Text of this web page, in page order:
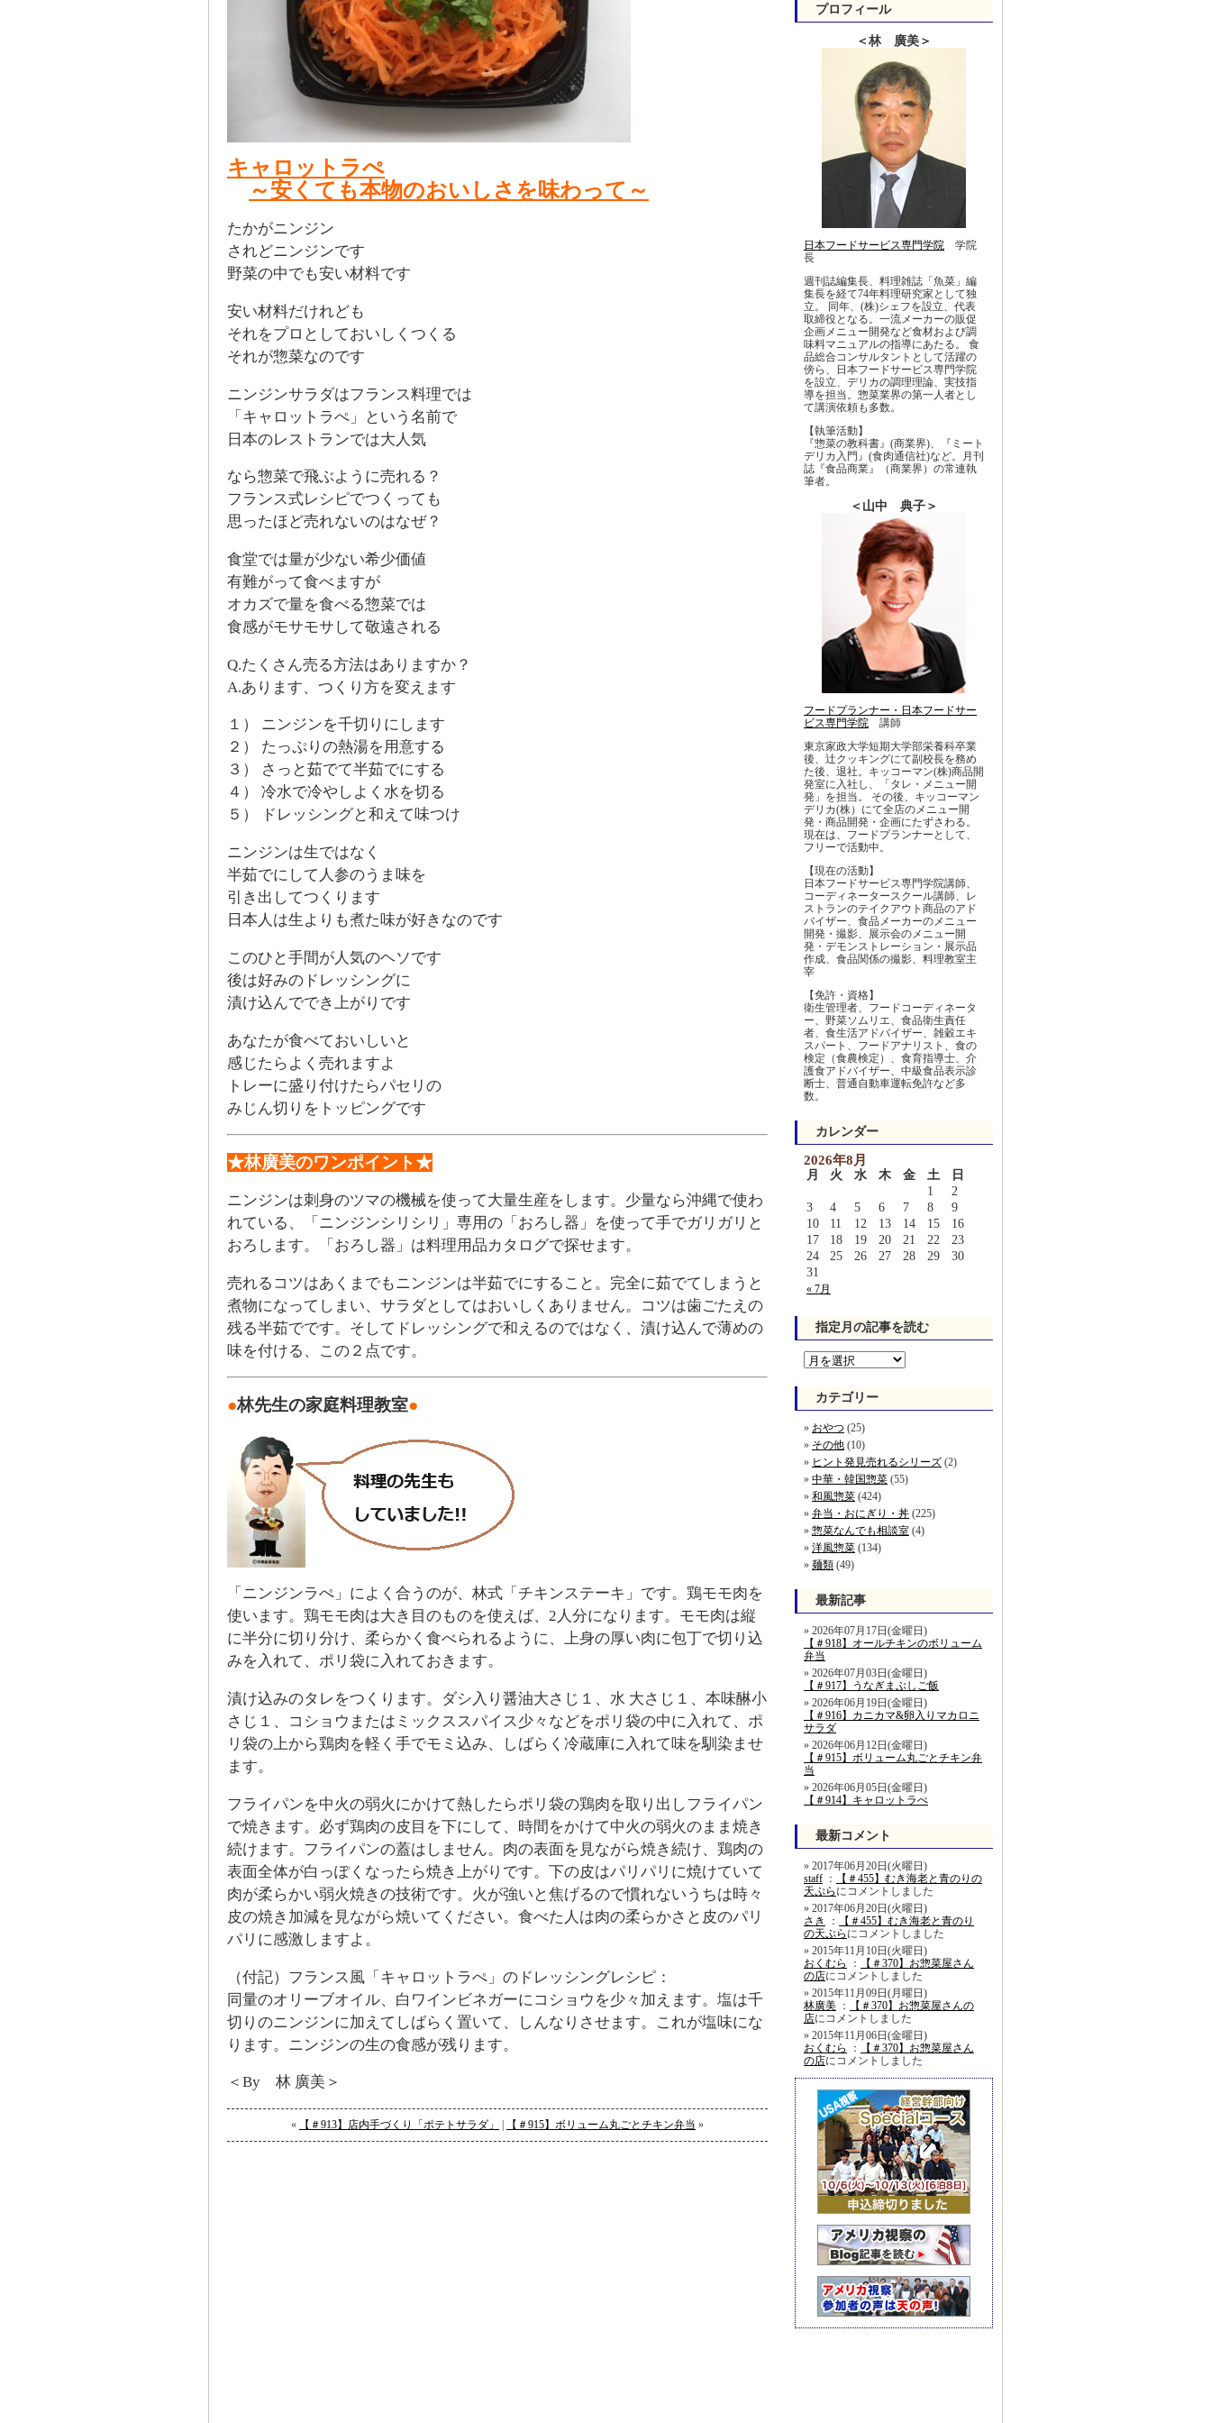
キャロットラぺ
～安くても本物のおいしさを味わって～
たかがニンジン
されどニンジンです
野菜の中でも安い材料です
安い材料だけれども
それをプロとしておいしくつくる
それが惣菜なのです
ニンジンサラダはフランス料理では
「キャロットラぺ」という名前で
日本のレストランでは大人気
なら惣菜で飛ぶように売れる？
フランス式レシピでつくっても
思ったほど売れないのはなぜ？
食堂では量が少ない希少価値
有難がって食べますが
オカズで量を食べる惣菜では
食感がモサモサして敬遠される
Q.たくさん売る方法はありますか？
A.あります、つくり方を変えます
１） ニンジンを千切りにします
２） たっぷりの熱湯を用意する
３） さっと茹でて半茹でにする
４） 冷水で冷やしよく水を切る
５） ドレッシングと和えて味つけ
ニンジンは生ではなく
半茹でにして人参のうま味を
引き出してつくります
日本人は生よりも煮た味が好きなのです
このひと手間が人気のヘソです
後は好みのドレッシングに
漬け込んででき上がりです
あなたが食べておいしいと
感じたらよく売れますよ
トレーに盛り付けたらパセリの
みじん切りをトッピングです
★林廣美のワンポイント★
ニンジンは刺身のツマの機械を使って大量生産をします。少量なら沖縄で使わ
れている、「ニンジンシリシリ」専用の「おろし器」を使って手でガリガリと
おろします。「おろし器」は料理用品カタログで探せます。
売れるコツはあくまでもニンジンは半茹でにすること。完全に茹でてしまうと
煮物になってしまい、サラダとしてはおいしくありません。コツは歯ごたえの
残る半茹でです。そしてドレッシングで和えるのではなく、漬け込んで薄めの
味を付ける、この２点です。
●林先生の家庭料理教室●
「ニンジンラぺ」によく合うのが、林式「チキンステーキ」です。鶏モモ肉を
使います。鶏モモ肉は大き目のものを使えば、2人分になります。モモ肉は縦
に半分に切り分け、柔らかく食べられるように、上身の厚い肉に包丁で切り込
みを入れて、ポリ袋に入れておきます。
漬け込みのタレをつくります。ダシ入り醤油大さじ１、水 大さじ１、本味醂小
さじ１、コショウまたはミックススパイス少々などをポリ袋の中に入れて、ポ
リ袋の上から鶏肉を軽く手でモミ込み、しばらく冷蔵庫に入れて味を馴染ませ
ます。
フライパンを中火の弱火にかけて熱したらポリ袋の鶏肉を取り出しフライパン
で焼きます。必ず鶏肉の皮目を下にして、時間をかけて中火の弱火のまま焼き
続けます。フライパンの蓋はしません。肉の表面を見ながら焼き続け、鶏肉の
表面全体が白っぽくなったら焼き上がりです。下の皮はパリパリに焼けていて
肉が柔らかい弱火焼きの技術です。火が強いと焦げるので慣れないうちは時々
皮の焼き加減を見ながら焼いてください。食べた人は肉の柔らかさと皮のパリ
パリに感激しますよ。
（付記）フランス風「キャロットラぺ」のドレッシングレシピ：
同量のオリーブオイル、白ワインビネガーにコショウを少々加えます。塩は千
切りのニンジンに加えてしばらく置いて、しんなりさせます。これが塩味にな
ります。ニンジンの生の食感が残ります。
＜By 林 廣美＞
« 【＃913】店内手づくり「ポテトサラダ」 【＃915】ボリューム丸ごとチキン弁当 »
プロフィール
＜林 廣美＞
日本フードサービス専門学院 学院
長
週刊誌編集長、料理雑誌「魚菜」編
集長を経て74年料理研究家として独
立。 同年、(株)シェフを設立、代表
取締役となる。一流メーカーの販促
企画メニュー開発など食材および調
味料マニュアルの指導にあたる。 食
品総合コンサルタントとして活躍の
傍ら、日本フードサービス専門学院
を設立、デリカの調理理論、実技指
導を担当。惣菜業界の第一人者とし
て講演依頼も多数。
【執筆活動】
『惣菜の教科書』(商業界)、『ミート
デリカ入門』(食肉通信社)など。月刊
誌『食品商業』（商業界）の常連執
筆者。
＜山中 典子＞
フードプランナー・日本フードサー
ビス専門学院 講師
東京家政大学短期大学部栄養科卒業
後、辻クッキングにて副校長を務め
た後、退社。キッコーマン(株)商品開
発室に入社し、「タレ・メニュー開
発」を担当。 その後、キッコーマン
デリカ(株）にて全店のメニュー開
発・商品開発・企画にたずさわる。
現在は、フードプランナーとして、
フリーで活動中。
【現在の活動】
日本フードサービス専門学院講師、
コーディネータースクール講師、レ
ストランのテイクアウト商品のアド
バイザー、食品メーカーのメニュー
開発・撮影、展示会のメニュー開
発・デモンストレーション・展示品
作成、食品関係の撮影、料理教室主
宰
【免許・資格】
衛生管理者、フードコーディネータ
ー、野菜ソムリエ、食品衛生責任
者、食生活アドバイザー、雑穀エキ
スパート、フードアナリスト、食の
検定（食農検定）、食育指導士、介
護食アドバイザー、中級食品表示診
断士、普通自動車運転免許など多
数。
カレンダー
2026年8月
月 火 水 木 金 土 日
« 7月
1
2
3
4 5 6 7 8
9
10
11 12 13 14 15
16
17
18 19 20 21 22
23
24
25 26 27 28 29
30
31
指定月の記事を読む
カテゴリー
おやつ (25)
その他 (10)
ヒント発見売れるシリーズ (2)
中華・韓国惣菜 (55)
和風惣菜 (424)
弁当・おにぎり・丼 (225)
惣菜なんでも相談室 (4)
洋風惣菜 (134)
麺類 (49)
最新記事
2026年07月17日(金曜日)
【＃918】オールチキンのボリューム
弁当
2026年07月03日(金曜日)
【＃917】うなぎまぶしご飯
2026年06月19日(金曜日)
【＃916】カニカマ&卵入りマカロニ
サラダ
2026年06月12日(金曜日)
【＃915】ボリューム丸ごとチキン弁
当
2026年06月05日(金曜日)
【＃914】キャロットラぺ
最新コメント
2017年06月20日(火曜日)
staff ：
【＃455】むき海老と青のりの
天ぷら にコメントしました
2017年06月20日(火曜日)
さき
：
【＃455】むき海老と青のり
の天ぷら にコメントしました
2015年11月10日(火曜日)
おくむら
：
【＃370】お惣菜屋さん
の店にコメントしました
2015年11月09日(月曜日)
林廣美 ：
【＃370】お惣菜屋さんの
店にコメントしました
2015年11月06日(金曜日)
おくむら
：
【＃370】お惣菜屋さん
の店にコメントしました